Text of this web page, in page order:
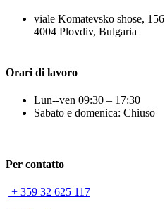
viale Komatevsko shose, 156
4004 Plovdiv, Bulgaria
Orari di lavoro
Lun--ven 09:30 – 17:30
Sabato e domenica: Chiuso
Per contatto
+ 359 32 625 117